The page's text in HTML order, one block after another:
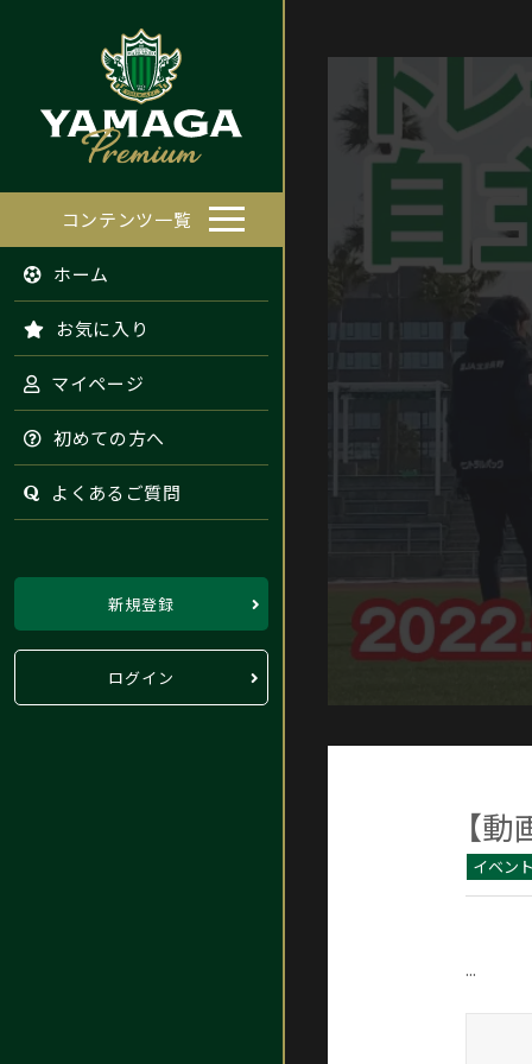
コンテンツ一覧
ホーム
お気に入り
マイページ
初めての方へ
よくあるご質問
新規登録
ログイン
【
イベン
...